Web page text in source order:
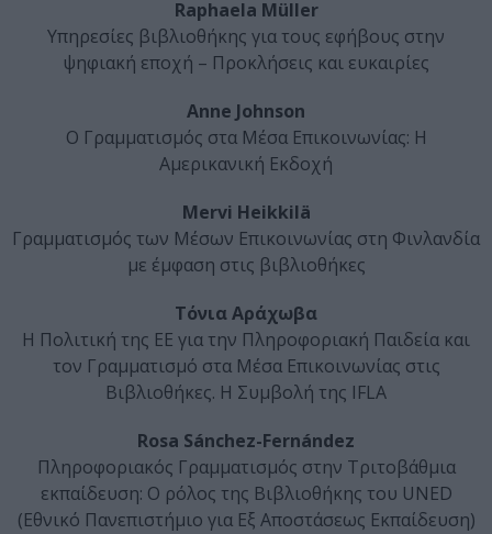
Raphaela Müller
Υπηρεσίες βιβλιοθήκης για τους εφήβους στην
ψηφιακή εποχή – Προκλήσεις και ευκαιρίες
Anne Johnson
Ο Γραμματισμός στα Μέσα Επικοινωνίας: Η
Αμερικανική Εκδοχή
Mervi Heikkilä
Γραμματισμός των Μέσων Επικοινωνίας στη Φινλανδία
με έμφαση στις βιβλιοθήκες
Τόνια Αράχωβα
Η Πολιτική της ΕΕ για την Πληροφοριακή Παιδεία και
τον Γραμματισμό στα Μέσα Επικοινωνίας στις
Βιβλιοθήκες. Η Συμβολή της IFLA
Rosa Sánchez-Fernández
Πληροφοριακός Γραμματισμός στην Τριτοβάθμια
εκπαίδευση: Ο ρόλος της Βιβλιοθήκης του UNED
(Εθνικό Πανεπιστήμιο για Εξ Αποστάσεως Εκπαίδευση)